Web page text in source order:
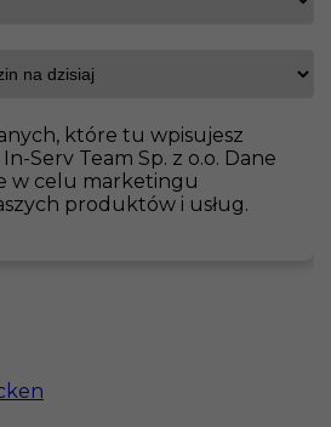
Niemczech
które tu wpisujesz
Serv Team Sp. z o.o. Dane
w celu marketingu
produktów i usług.